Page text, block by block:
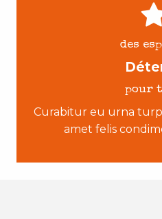
des
pour
Curabitur eu urna
amet felis